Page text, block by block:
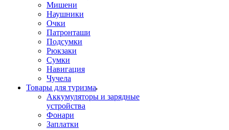
Мишени
Наушники
Очки
Патронташи
Подсумки
Рюкзаки
Сумки
Навигация
Чучела
Товары для туризма
Аккумуляторы и зарядные
устройства
Фонари
Заплатки